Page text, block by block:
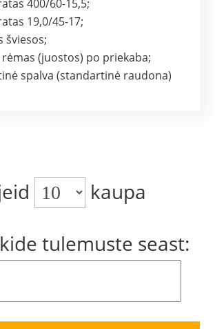
400/60-15,5;
19,0/45-17;
šviesos;
(juostos) po priekaba;
spalva (standartinė raudona)
kaupa
tulemuste seast: